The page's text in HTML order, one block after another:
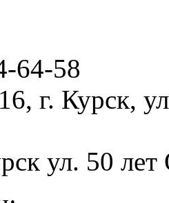
64-58
г. Курск,
ул. 50 лет